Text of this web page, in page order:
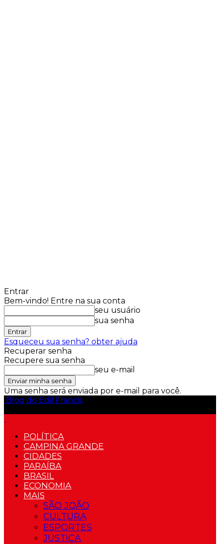
Entrar
Bem-vindo! Entre na sua conta
seu usuário
sua senha
Esqueceu sua senha? obter ajuda
Recuperar senha
Recupere sua senha
seu e-mail
Uma senha será enviada por e-mail para você.
Blog do Edil Francis
POLÍTICA
CAMPINA GRANDE
CIDADES
PARAÍBA
BRASIL
ECONOMIA
MAIS
SÃO JOÃO
CULTURA
ESPORTES
JUSTIÇA